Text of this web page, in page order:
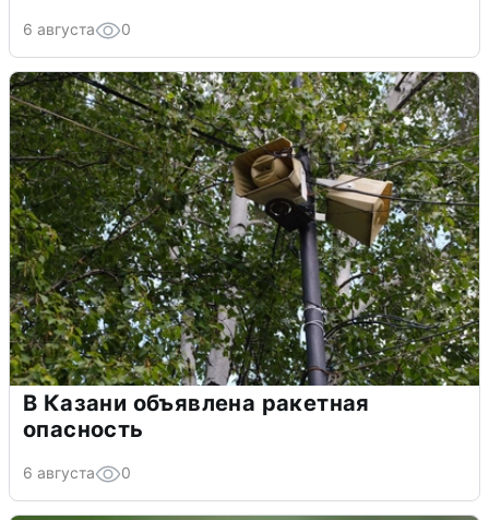
6 августа 0
В Казани объявлена ракетная
опасность
6 августа 0